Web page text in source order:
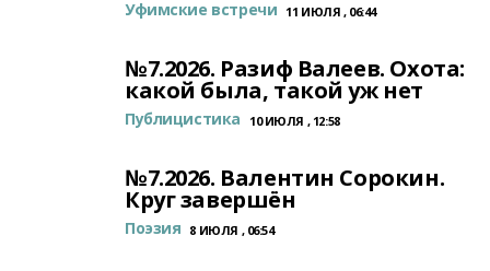
Уфимские встречи 11 ИЮЛЯ , 06:44
№7.2026. Разиф Валеев. Охота:
какой была, такой уж нет
Публицистика 10 ИЮЛЯ , 12:58
№7.2026. Валентин Сорокин.
Круг завершён
Поэзия 8 ИЮЛЯ , 06:54